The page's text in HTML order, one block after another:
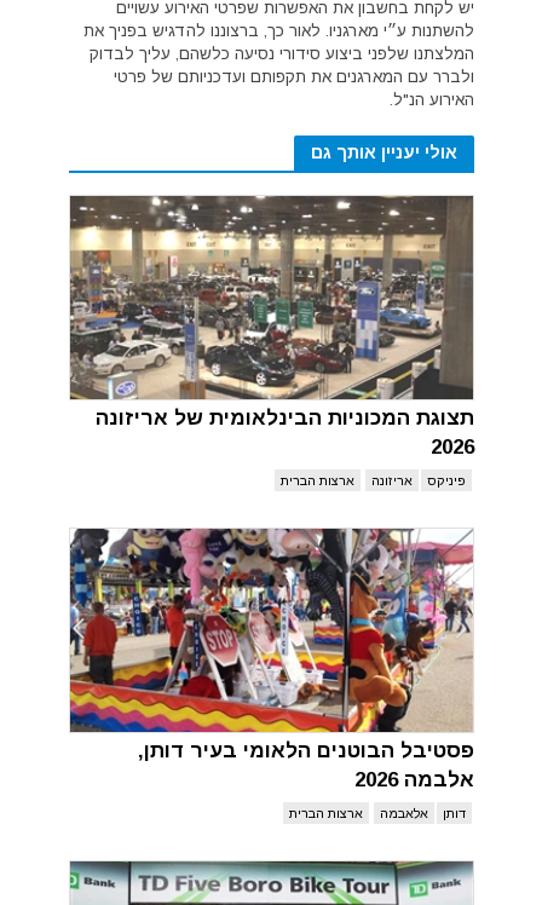
יש לקחת בחשבון את האפשרות שפרטי האירוע עשויים
להשתנות ע״י מארגניו. לאור כך, ברצוננו להדגיש בפניך את
המלצתנו שלפני ביצוע סידורי נסיעה כלשהם, עליך לבדוק
ולברר עם המארגנים את תקפותם ועדכניותם של פרטי
האירוע הנ"ל.
אולי יעניין אותך גם
תצוגת המכוניות הבינלאומית של אריזונה
2026
פיניקס אריזונה ארצות הברית
פסטיבל הבוטנים הלאומי בעיר דותן,
אלבמה 2026
דותן אלאבמה ארצות הברית